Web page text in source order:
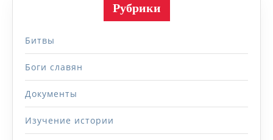
Рубрики
Битвы
Боги славян
Документы
Изучение истории